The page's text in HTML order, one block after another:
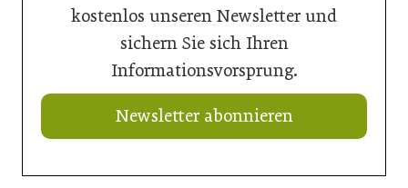
kostenlos unseren Newsletter und
sichern Sie sich Ihren
Informationsvorsprung.
Newsletter abonnieren